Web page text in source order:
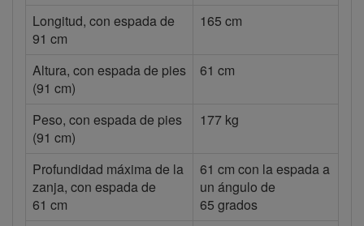
Longitud, con espada de
91 cm
165 cm
Altura, con espada de pies
(91 cm)
61 cm
Peso, con espada de pies
(91 cm)
177 kg
Profundidad máxima de la
zanja, con espada de
61 cm
61 cm con la espada a
un ángulo de
65 grados